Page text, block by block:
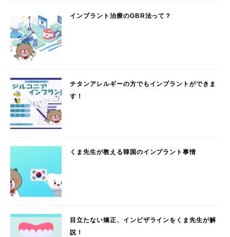
インプラント治療のGBR法って？
チタンアレルギーの方でもインプラントができま
す！
くま先生が教える韓国のインプラント事情
目立たない矯正、インビザラインをくま先生が解
説！